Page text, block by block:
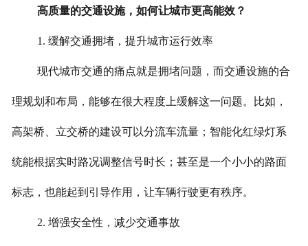
高质量的交通设施，如何让城市更高能效？
1. 缓解交通拥堵，提升城市运行效率
现代城市交通的痛点就是拥堵问题，而交通设施的合
理规划和布局，能够在很大程度上缓解这一问题。比如，
高架桥、立交桥的建设可以分流车流量；智能化红绿灯系
统能根据实时路况调整信号时长；甚至是一个小小的路面
标志，也能起到引导作用，让车辆行驶更有秩序。
2. 增强安全性，减少交通事故